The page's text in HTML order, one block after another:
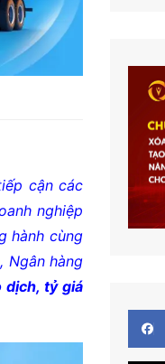
cận các
nghiệp
hành cùng
Ngân hàng
dịch, tỷ giá